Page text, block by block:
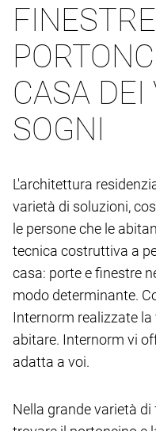
CASA DEI
SOGNI
L'architettura
varietà di soluzioni,
le persone che le
tecnica costruttiva a
casa: porte e finestre
modo determinante.
Internorm realizzate
abitare. Internorm vi
adatta a voi.
Nella grande varietà